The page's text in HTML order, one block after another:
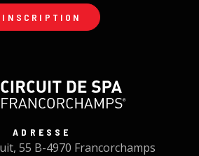
INSCRIPTION
ADRESSE
55 B-4970 Francorchamps